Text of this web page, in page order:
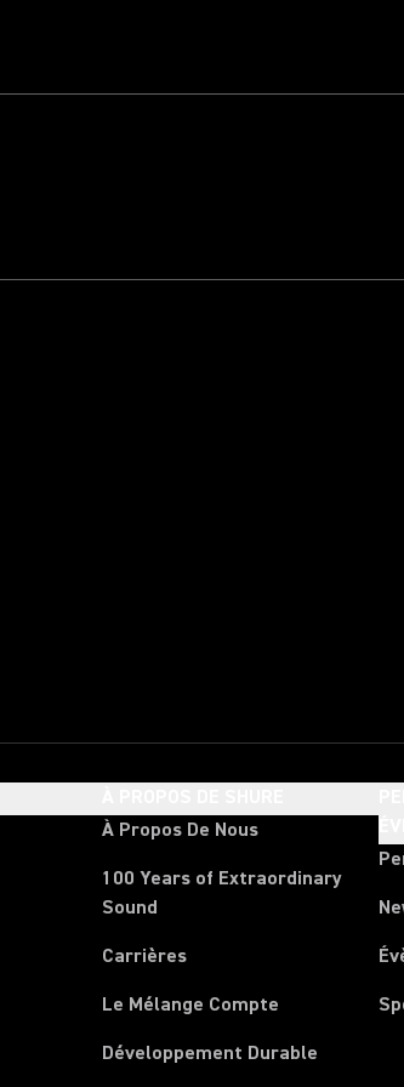
À Propos De Nous
100 Years of Extraordinary
Sound
Carrières
Le Mélange Compte
Développement Durable